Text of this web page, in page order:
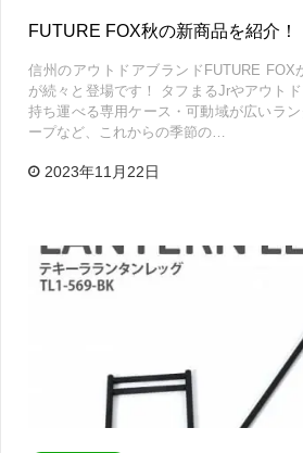
FUTURE FOX秋の新商品を紹介！
信州のアウトドアブランドFUTURE FOX
が続々と登場です！ タフまるJrやアウト
持ち運べる専用ケース・可動域が広いラ
ープなど、これからの季節の…
2023年11月22日